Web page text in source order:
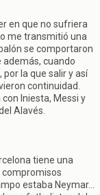
en que no sufriera
me transmitió una
se comportaron
además, cuando
la que salir y así
continuidad.
Iniesta, Messi y
Alavés.
tiene una
compromisos
estaba Neymar...